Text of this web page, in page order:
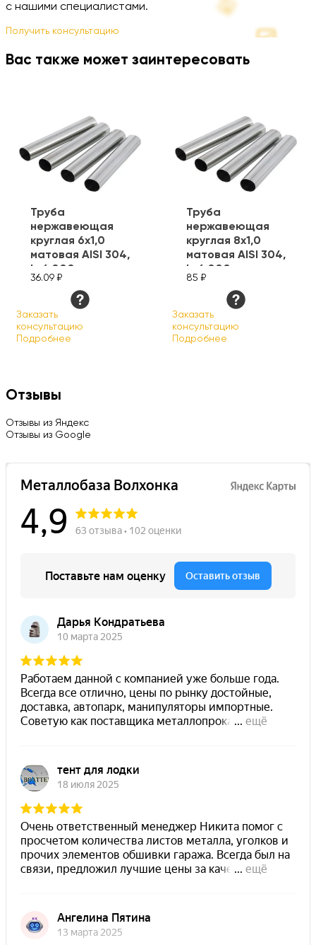
с нашими специалистами.
Получить консультацию
Вас также может заинтересовать
Труба
нержавеющая
круглая 6х1,0
матовая AISI 304,
L=6 000 мм
36.09 ₽
Заказать
консультацию
Подробнее
Труба
нержавеющая
круглая 8х1,0
матовая AISI 304,
L=6 000 мм
85 ₽
Заказать
консультацию
Подробнее
Отзывы
Отзывы из Яндекс
Отзывы из Google